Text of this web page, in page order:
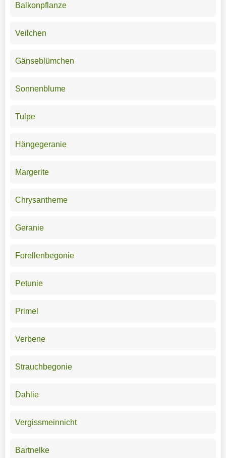
Balkonpflanze
Veilchen
Gänseblümchen
Sonnenblume
Tulpe
Hängegeranie
Margerite
Chrysantheme
Geranie
Forellenbegonie
Petunie
Primel
Verbene
Strauchbegonie
Dahlie
Vergissmeinnicht
Bartnelke